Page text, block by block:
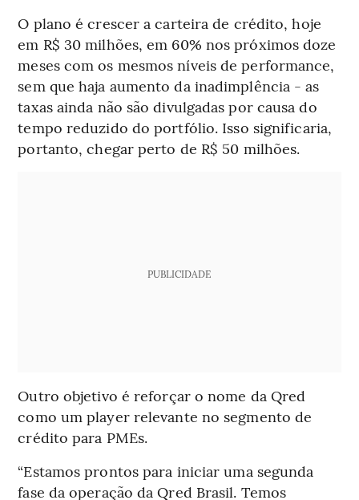
O plano é crescer a carteira de crédito, hoje
em R$ 30 milhões, em 60% nos próximos doze
meses com os mesmos níveis de performance,
sem que haja aumento da inadimplência - as
taxas ainda não são divulgadas por causa do
tempo reduzido do portfólio. Isso significaria,
portanto, chegar perto de R$ 50 milhões.
PUBLICIDADE
Outro objetivo é reforçar o nome da Qred
como um player relevante no segmento de
crédito para PMEs.
“Estamos prontos para iniciar uma segunda
fase da operação da Qred Brasil. Temos